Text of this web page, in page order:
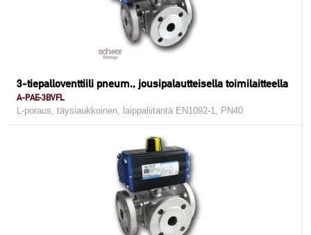
3-tiepalloventtiili pneum., jousipalautteisella toimilaitteella
A-PAE-3BVFL
L-poraus, täysiaukkoinen, laippaliitäntä EN1092-1, PN40